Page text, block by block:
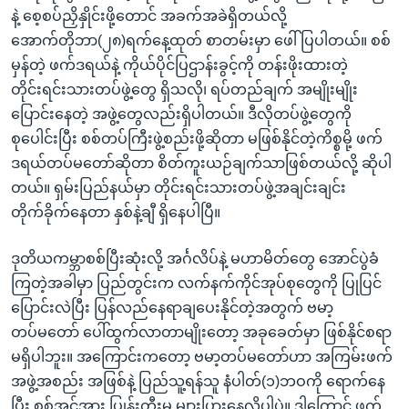
နဲ့ စေ့စပ်ညှိနှိုင်းဖို့တောင် အခက်အခဲရှိတယ်လို့
အောက်တိုဘာ(၂၈)ရက်နေ့ထုတ် စာတမ်းမှာ ဖေါ်ပြပါတယ်။ စစ်
မှန်တဲ့ ဖက်ဒရယ်နဲ့ ကိုယ်ပိုင်ပြဌာန်းခွင့်ကို တန်းဖိုးထားတဲ့
တိုင်းရင်းသားတပ်ဖွဲ့တွေ ရှိသလို၊ ရပ်တည်ချက် အမျိုးမျိုး
ပြောင်းနေတဲ့ အဖွဲ့တွေလည်းရှိပါတယ်။ ဒီလိုတပ်ဖွဲ့တွေကို
စုပေါင်းပြီး စစ်တပ်ကြီးဖွဲ့စည်းဖို့ဆိုတာ မဖြစ်နိုင်တဲ့ကိစ္စမို့ ဖက်
ဒရယ်တပ်မတော်ဆိုတာ စိတ်ကူးယဉ်ချက်သာဖြစ်တယ်လို့ ဆိုပါ
တယ်။ ရှမ်းပြည်နယ်မှာ တိုင်းရင်းသားတပ်ဖွဲ့အချင်းချင်း
တိုက်ခိုက်နေတာ နှစ်နဲ့ချီ ရှိနေပါပြီ။
ဒုတိယကမ္ဘာစစ်ပြီးဆုံးလို့ အင်္ဂလိပ်နဲ့ မဟာမိတ်တွေ အောင်ပွဲခံ
ကြတဲ့အခါမှာ ပြည်တွင်းက လက်နက်ကိုင်အုပ်စုတွေကို ပြုပြင်
ပြောင်းလဲပြီး ပြန်လည်နေရာချပေးနိုင်တဲ့အတွက် ဗမာ့
တပ်မတော် ပေါ်ထွက်လာတာမျိုးတော့ အခုခေတ်မှာ ဖြစ်နိုင်စရာ
မရှိပါဘူး။ အကြောင်းကတော့ ဗမာ့တပ်မတော်ဟာ အကြမ်းဖက်
အဖွဲ့အစည်း အဖြစ်နဲ့ ပြည်သူ့ရန်သူ နံပါတ်(၁)ဘဝကို ရောက်နေ
ပြီး စစ်အင်အား ပြုန်းတီးမှု များပြားနေလို့ပါပဲ။ ဒါကြောင့် ဖက်